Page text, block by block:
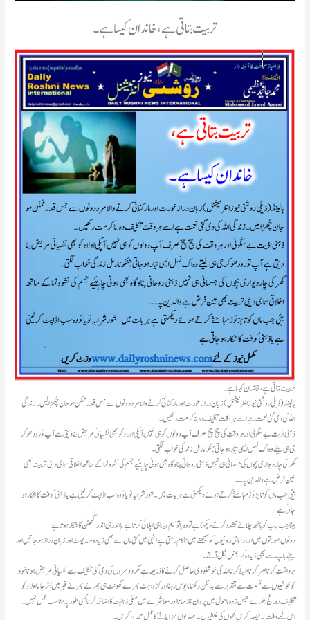
تربیت بتاتی ہے، خاندان کیسا ہے۔
تربیت بتاتی ہے، خاندان کیسا ہے۔
ہالینڈ(ڈیلی روشنی نیوز انٹرنیشنل )زبان دراز عورت اور مارکُٹائی کرنے والا مرد دونوں سے جس قدر ممکن ہو جان چُھڑا لیں۔زندگی
اللہ کی دی گئی نعمت ہے اسے ہر وقت تکلیف دہ بنا کر مت رکھیں۔
ذہنی اذیت بے سکُونی اور ہر وقت کی چخ چخ صرف آپ دونوں کو ہی نہیں آپکی اولاد کو بھی نفسیاتی مریض بنا دیتی ہے آپ تو رو دھو کر
جی ہی لیتے وہ اک نسل ایسی تیار ہو جاتی جنکو نارمل زندگی خواب لگتی۔
گھر کی چاردیواری بچوں کی جسمانی ہی نہیں ذہنی روحانی پناہ گاہ بھی ہونی چاہئیے جسم کی نشوونما کے ساتھ اخلاقی سماجی دینی تربیت بھی
عین فرض ہے والدین پہ۔۔
بیٹی جب ماں کو تابڑ توڑ مباحثے کرتے ہوئے دیکھتی ہے ہر بات میں۔شورشرابہ تو یا تو وہ سب اڈاپٹ کر لیتی ہے یا ذہنی کوفت کا شکار ہو
جاتی ہے
بیٹا جب باپ کو ہاتھ چلاتے تشدد کرتے دیکھتا ہے تو وہ یا تو سیم ویسا ہی اپلائی کرتا ہے یا اندر ہی اندر گُھٹن کا شکار ہوتا ہے
دونوں صورتوں میں اولاد سماجی روئیوں کو سمجھنے میں ناکام رہتی ہے انہی میں کئی ماں سے بھی زیادہ منہ پھٹ اور زبان دراز ہو جاتیں اور
بیٹے باپ سے بھی زیادہ کریمنل نکل آتے۔
برداشت کرنا صبر کرنا ضبط کرنا اللہ کی خوشنودی حاصل کرنے کا ذریعہ ہے مگر دوسروں کی دی گئی تکلیف سےنفسیاتی مریض ہونا خود
کو خوشیوں سے قسمت سے تقدیر سے بدظن رکھنا مایوس رہنا اور کڑواہٹ بھرے گھونٹ ہی بھرتے بھرتے قبر میں اُتر جانا اولاد کو
تکلیف دہ رنج بھرے حبس زدہ ماحول میں پروان چڑھانا اور معاشرے میں منفی ذہنیت کا اضافہ کرنا کسی طور پہ مناسب عمل نہیں۔
اس لیے وقت پہ فیصلہ کریں لمحوں کی غلطیوں پہ صدیوں سزا پانے کا عمل محدود کریں۔